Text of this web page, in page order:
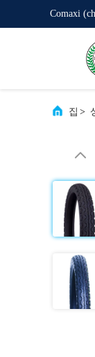
Comaxi
집 >